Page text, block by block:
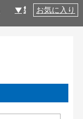
製品仕様
お気に入り